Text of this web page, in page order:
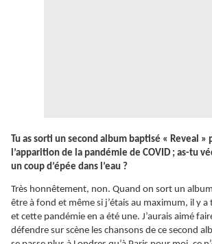
Tu as sorti un second album baptisé « Reveal »
l’apparition de la pandémie de COVID ; as-tu
un coup d’épée dans l’eau ?
Très honnêtement, non. Quand on sort un
être à fond et même si j’étais au maximum, il y
et cette pandémie en a été une. J’aurais aimé
défendre sur scène les chansons de ce second